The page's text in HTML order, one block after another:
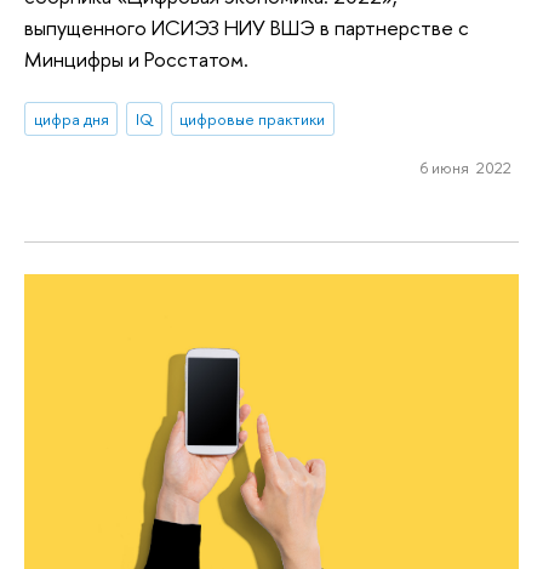
выпущенного ИСИЭЗ НИУ ВШЭ в партнерстве с
Минцифры и Росстатом.
цифра дня IQ цифровые практики
6 июня 2022